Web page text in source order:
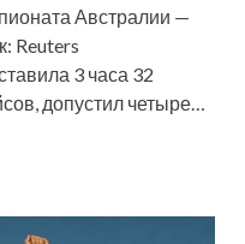
Австралии —
Reuters
3 часа 32
допустил четыре…